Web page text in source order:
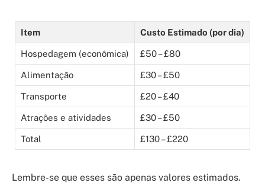
Item Custo Estimado (por dia)
Hospedagem (econômica) £50 – £80
Alimentação £30 – £50
Transporte £20 – £40
Atrações e atividades £30 – £50
Total £130 – £220
Lembre-se que esses são apenas valores estimados.